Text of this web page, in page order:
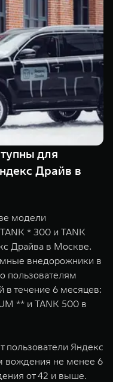
TANK 700
от 10 199
WEY 05
Эстетика
от 5 699
для
Драйв в
модели
* 300 и TANK
Драйва в Москве.
внедорожники в
пользователям
в течение 6 месяцев:
** и TANK 500 в
пользователи Яндекс
вождения не менее 6
от 42 и выше.